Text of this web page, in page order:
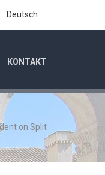
Deutsch
KONTAKT
on Split